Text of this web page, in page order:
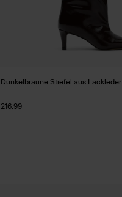
Dunkelbraune Stiefel aus Lackleder
216.99